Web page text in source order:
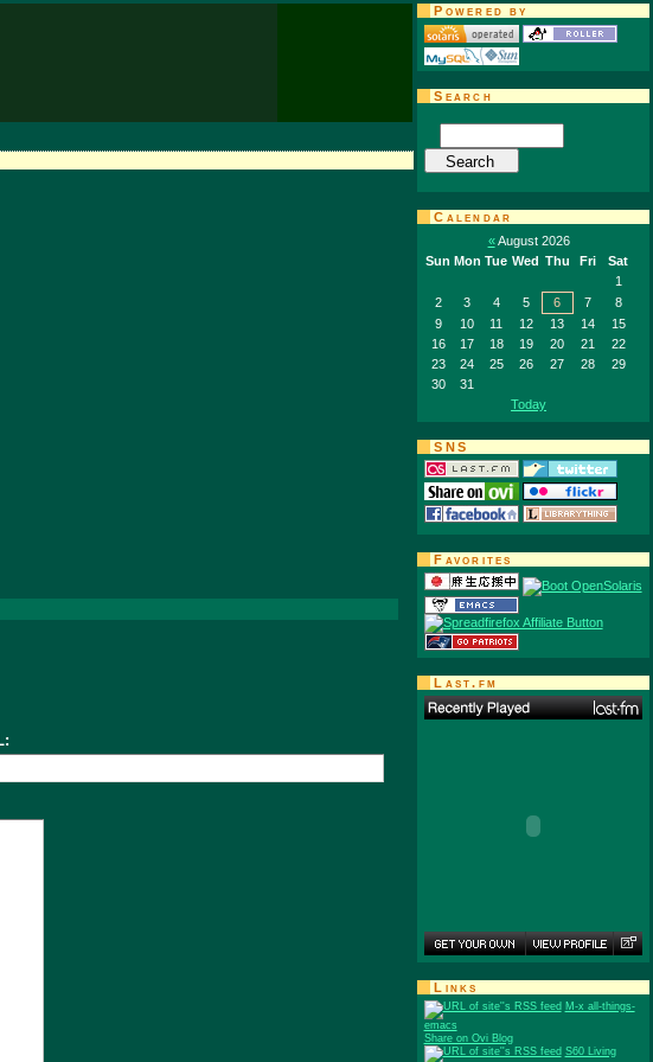
Powered by
Search
Calendar
«August 2026
Sun Mon Tue Wed Thu Fri
Sat
1
2
3 4 5 6 7
8
9
10 11 12 13 14
15
16
17 18 19 20 21
22
23
24 25 26 27 28
29
30
31
Today
SNS
Favorites
Last.fm
Links
M-x all-things-
emacs
Share on Ovi Blog
S60 Living